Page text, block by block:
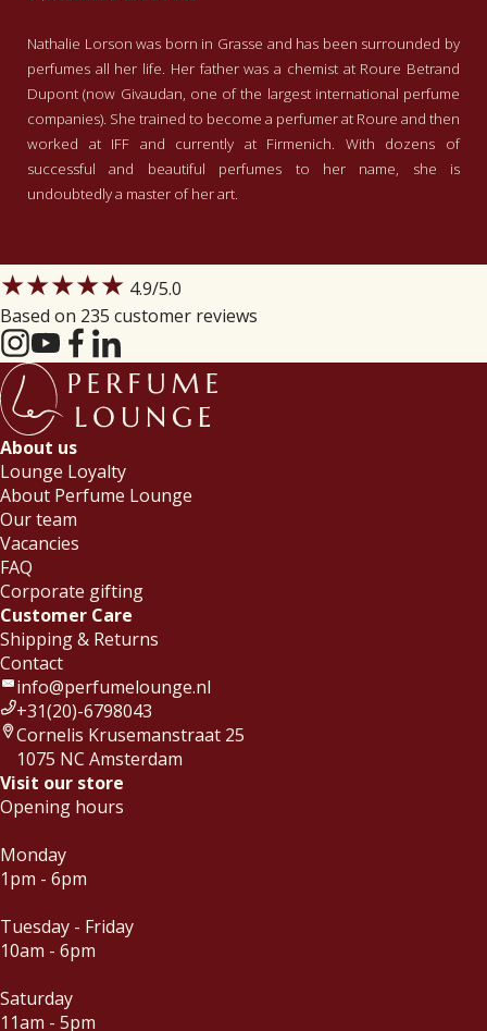
Nathalie Lorson was born in Grasse and has been surrounded by
perfumes all her life. Her father was a chemist at Roure Betrand
Dupont (now Givaudan, one of the largest international perfume
companies). She trained to become a perfumer at Roure and then
worked at IFF and currently at Firmenich. With dozens of
successful and beautiful perfumes to her name, she is
undoubtedly a master of her art.
★★★★★ 4.9/5.0
Based on 235 customer reviews
About us
Lounge Loyalty
About Perfume Lounge
Our team
Vacancies
FAQ
Corporate gifting
Customer Care
Shipping & Returns
Contact
info@perfumelounge.nl
+31(20)-6798043
Cornelis Krusemanstraat 25
1075 NC Amsterdam
Visit our store
Opening hours
Monday
1pm - 6pm
Tuesday - Friday
10am - 6pm
Saturday
11am - 5pm